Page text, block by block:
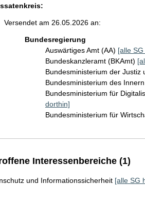
Versendet am 26.05.2026 an:
Bundesregierung
Auswärtiges Amt (AA) [alle
Bundeskanzleramt (BKAmt)
Bundesministerium der Justiz
Bundesministerium des
Bundesministerium für
dorthin]
Bundesministerium für
Interessenbereiche (1)
und Informationssicherheit [alle SG